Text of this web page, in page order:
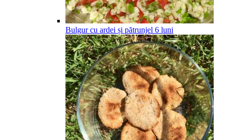
Bulgur cu ardei și pătrunjel 6 luni